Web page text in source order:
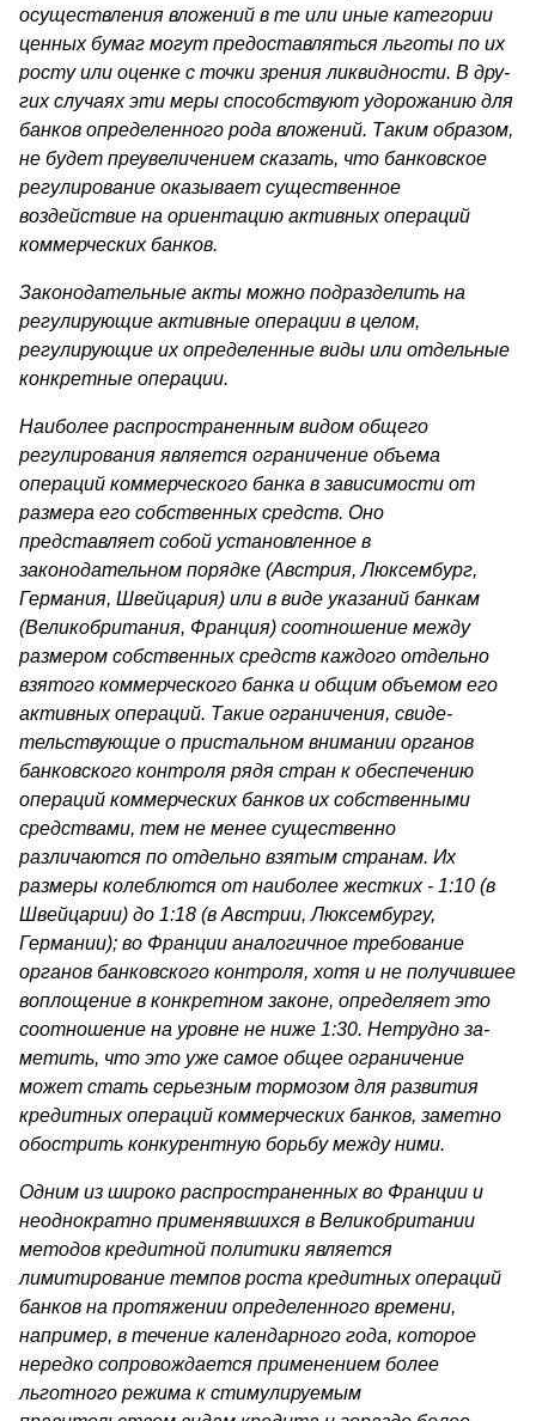
осуществления вложе­ний в те или иные категории
ценных бумаг могут предоставляться льготы по их
росту или оценке с точки зрения ликвидности. В дру­
гих случаях эти меры способствуют удорожанию для
банков опре­деленного рода вложений. Таким образом,
не будет преувеличением сказать, что банковское
регулирование оказывает существенное
воздействие на ориентацию активных операций
коммерческих бан­ков.
Законодательные акты можно подразделить на
регулирующие активные операции в целом,
регулирующие их определенные виды или отдельные
конкретные операции.
Наиболее распространенным видом общего
регулирования яв­ляется ограничение объема
операций коммерческого банка в зависи­мости от
размера его собственных средств. Оно
представляет со­бой установленное в
законодательном порядке (Австрия, Люксем­бург,
Германия, Швейцария) или в виде указаний банкам
(Великобритания, Франция) соотношение между
размером соб­ственных средств каждого отдельно
взятого коммерческого банка и общим объемом его
активных операций. Такие ограничения, свиде­
тельствующие о пристальном внимании органов
банковского кон­троля рядя стран к обеспечению
операций коммерческих банков их собственными
средствами, тем не менее существенно
различаются по отдельно взятым странам. Их
размеры колеблются от наиболее жестких - 1:10 (в
Швейцарии) до 1:18 (в Австрии, Люксембургу,
Германии); во Франции аналогичное требование
органов банковского контроля, хотя и не получившее
воплощение в конкретном законе, определяет это
соотношение на уровне не ниже 1:30. Нетрудно за­
метить, что это уже самое общее ограничение
может стать се­рьезным тормозом для развития
кредитных операций коммерческих банков, заметно
обострить конкурентную борьбу между ними.
Одним из широко распространенных во Франции и
неоднократно применявшихся в Великобритании
методов кредитной политики яв­ляется
лимитирование темпов роста кредитных операций
банков на протяжении определенного времени,
например, в течение календар­ного года, которое
нередко сопровождается применением более
льготного режима к стимулируемым